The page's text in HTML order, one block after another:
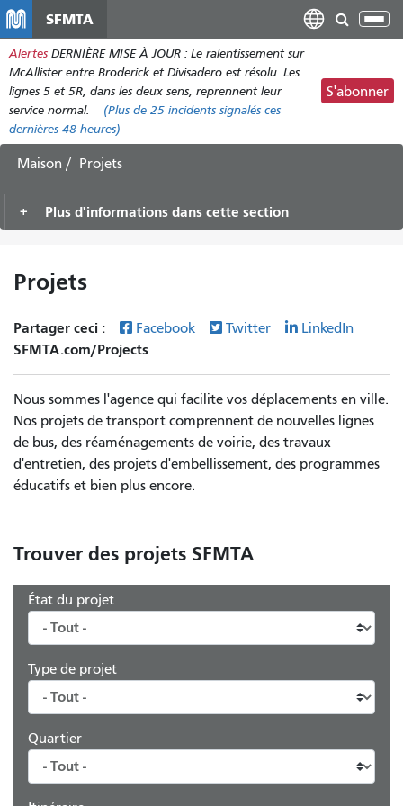
contenu
principal
SFMTA
Alertes DERNIÈRE MISE À JOUR : Le ralentissement sur
McAllister entre Broderick et Divisadero est résolu. Les
lignes 5 et 5R, dans les deux sens, reprennent leur
service normal.
(Plus de 25 incidents signalés ces
dernières 48 heures)
S'abonner
Maison Projets
Plus d'informations dans cette section
Projets
Partager ceci : Facebook Twitter LinkedIn
SFMTA.com/Projects
Nous sommes l'agence qui facilite vos déplacements en ville.
Nos projets de transport comprennent de nouvelles lignes
de bus, des réaménagements de voirie, des travaux
d'entretien, des projets d'embellissement, des programmes
éducatifs et bien plus encore.
Trouver des projets SFMTA
État du projet
Type de projet
Quartier